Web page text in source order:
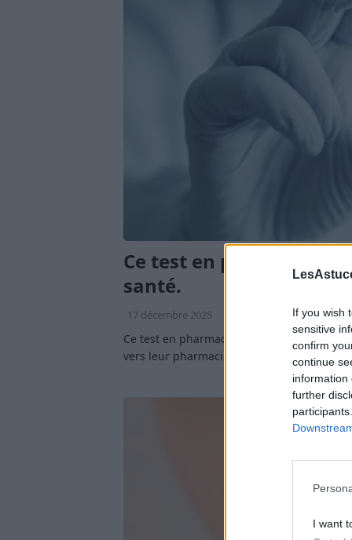
If you wish
sensitive
confirm
continue
information
further
I want
Ce test en pharmacie
santé.
17 décembre 2025 Nathalie Leclerc
Ce test en pharmacie peut tout changer
vers leur pharmacie locale pour effectuer